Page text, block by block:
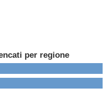
per regione